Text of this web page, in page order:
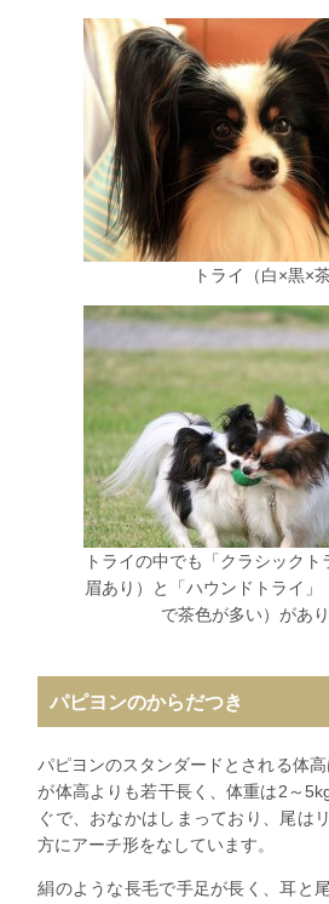
トライ（白×黒×茶
トライの中でも「クラシックト
眉あり）と「ハウンドトライ」
で茶色が多い）があり
パピヨンのからだつき
パピヨンのスタンダードとされる体
が体高よりも若干長く、体重は2～
ぐで、おなかはしまっており、尾は
方にアーチ形をなしています。
絹のような長毛で手足が長く、耳と